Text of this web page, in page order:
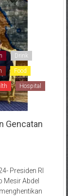
Drink
Food
Hospital
Gencatan
Presiden RI
Mesir Abdel